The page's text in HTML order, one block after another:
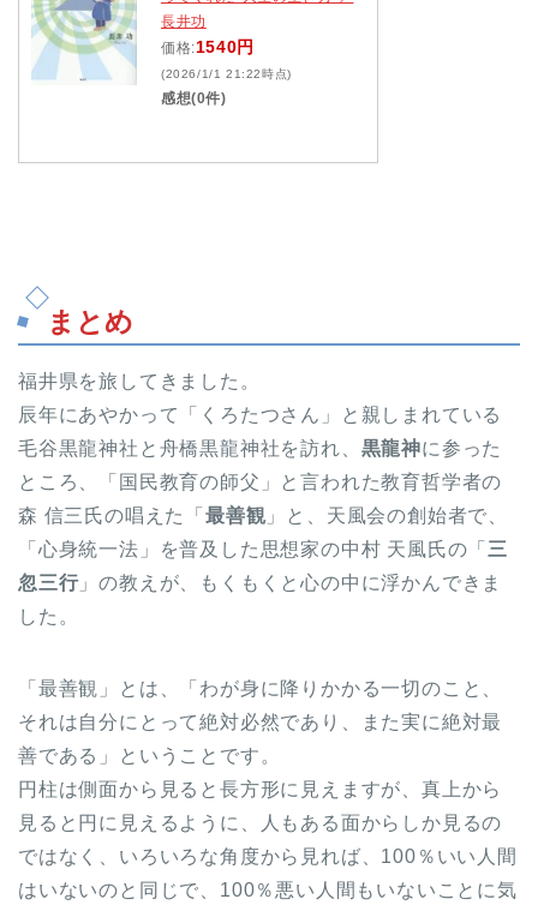
長井功
価格:1540円
(2026/1/1 21:22時点)
感想(0件)
まとめ
福井県を旅してきました。
辰年にあやかって「くろたつさん」と親しまれている
毛谷黒龍神社と舟橋黒龍神社を訪れ、 黒龍神に参った
ところ、「国民教育の師父」と言われた教育哲学者の
森 信三氏の唱えた「 最善観 」と、天風会の創始者で、
「心身統一法」を普及した思想家の中村 天風氏の「 三
忽三行」の教えが、もくもくと心の中に浮かんできま
した。
「最善観」とは、「わが身に降りかかる一切のこと、
それは自分にとって絶対必然であり、また実に絶対最
善である」ということです。
円柱は側面から見ると長方形に見えますが、真上から
見ると円に見えるように、人もある面からしか見るの
ではなく、いろいろな角度から見れば、100％いい人間
はいないのと同じで、100％悪い人間もいないことに気